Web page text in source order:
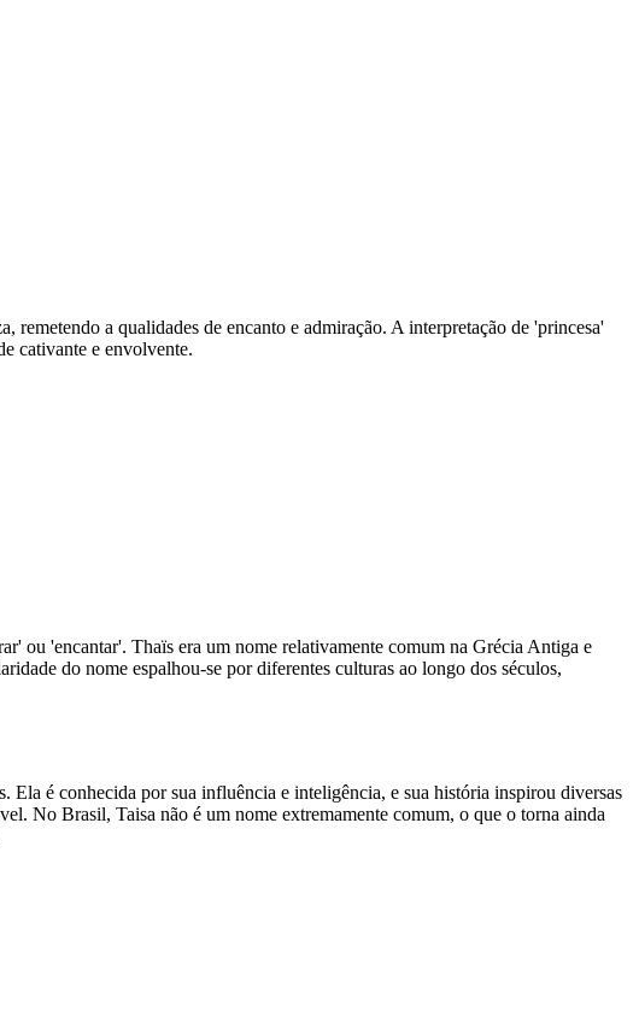
remetendo a qualidades de encanto e admiração. A interpretação de 'princesa'
cativante e envolvente.
ou 'encantar'. Thaïs era um nome relativamente comum na Grécia Antiga e
do nome espalhou-se por diferentes culturas ao longo dos séculos,
é conhecida por sua influência e inteligência, e sua história inspirou diversas
No Brasil, Taisa não é um nome extremamente comum, o que o torna ainda